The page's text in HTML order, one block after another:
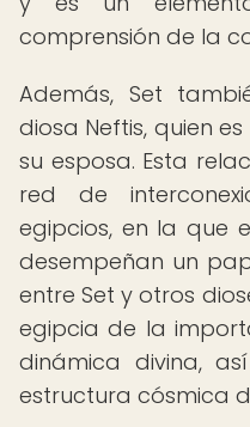
comprensión de la
Además, Set
diosa Neftis, quien
su esposa. Esta
red de
egipcios, en la que
desempeñan un
entre Set y otros
egipcia de la
dinámica divina,
estructura cósmica